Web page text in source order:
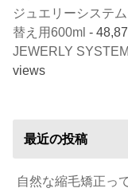
ジュエリーシステ
替え用600ml -
JEWERLY
views
最近の投稿
自然な縮毛矯正っ